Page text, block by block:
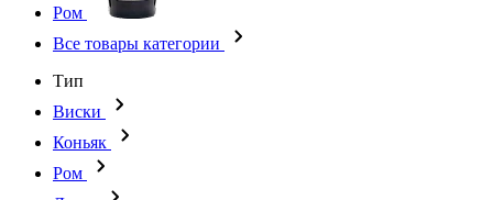
Ром
Все товары категории
Тип
Виски
Коньяк
Ром